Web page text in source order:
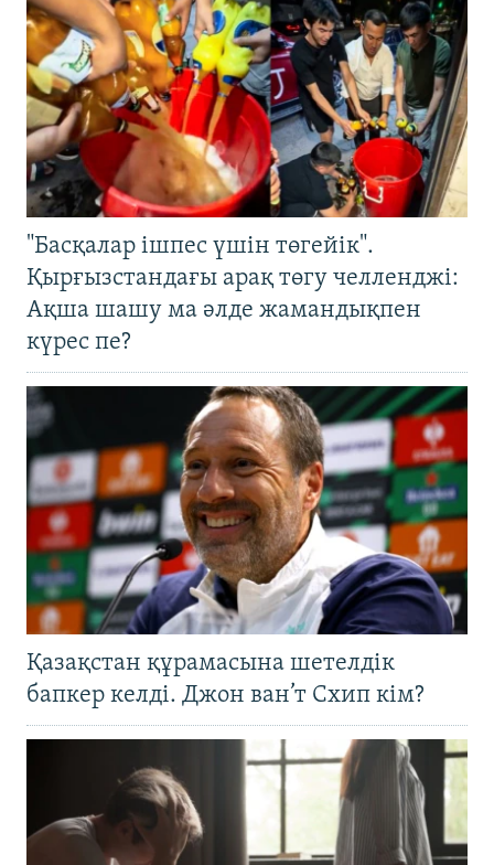
"Басқалар ішпес үшін төгейік".
Қырғызстандағы арақ төгу челленджі:
Ақша шашу ма әлде жамандықпен
күрес пе?
Қазақстан құрамасына шетелдік
бапкер келді. Джон ван’т Схип кім?